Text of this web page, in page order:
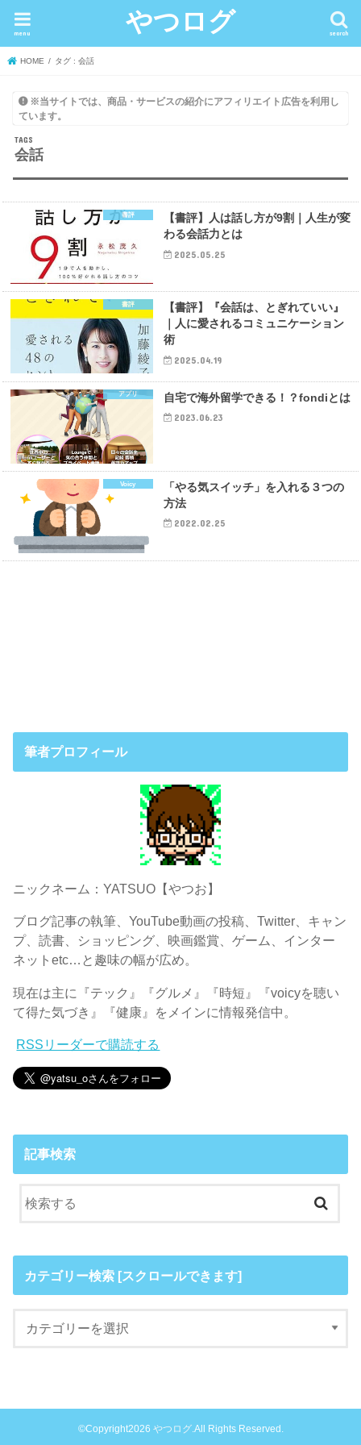
やつログ search
menu
HOME タグ : 会話
※当サイトでは、商品・サービスの紹介にアフィリエイト広告を利用し
ています。
会話
書評
【書評】人は話し方が9割｜人生が変
わる会話力とは
2025.05.25
書評
【書評】『会話は、とぎれていい』
｜人に愛されるコミュニケーション
術
2025.04.19
アプリ 自宅で海外留学できる！？fondiとは
2023.06.23
Voicy
「やる気スイッチ」を入れる３つの
方法
2022.02.25
筆者プロフィール
ニックネーム：YATSUO【やつお】
ブログ記事の執筆、YouTube動画の投稿、Twitter、キャン
プ、読書、ショッピング、映画鑑賞、ゲーム、インター
ネットetc…と趣味の幅が広め。
現在は主に『テック』『グルメ』『時短』『voicyを聴い
て得た気づき』『健康』をメインに情報発信中。
RSSリーダーで購読する
記事検索
カテゴリー検索 [スクロールできます]
©Copyright2026 やつログ.All Rights Reserved.